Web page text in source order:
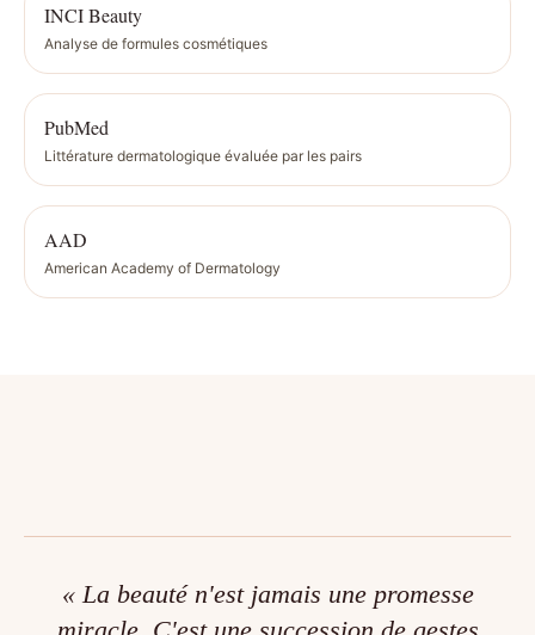
INCI Beauty
Analyse de formules cosmétiques
PubMed
Littérature dermatologique évaluée par les pairs
AAD
American Academy of Dermatology
« La beauté n'est jamais une promesse